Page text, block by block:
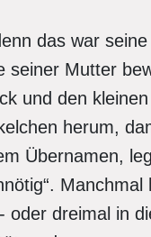
das war
seiner Mutter
und den
herum,
Übernamen,
dreimal in